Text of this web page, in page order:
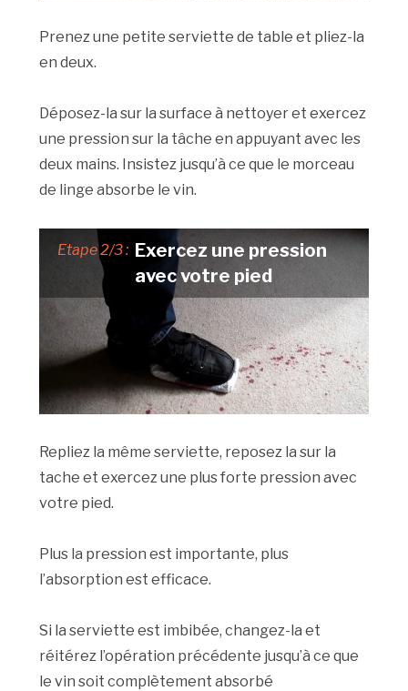
Prenez une petite serviette de table et pliez-la
en deux.
Déposez-la sur la surface à nettoyer et exercez
une pression sur la tâche en appuyant avec les
deux mains. Insistez jusqu’à ce que le morceau
de linge absorbe le vin.
Etape 2/3 : Exercez une pression
avec votre pied
Repliez la même serviette, reposez la sur la
tache et exercez une plus forte pression avec
votre pied.
Plus la pression est importante, plus
l’absorption est efficace.
Si la serviette est imbibée, changez-la et
réitérez l’opération précédente jusqu’à ce que
le vin soit complètement absorbé